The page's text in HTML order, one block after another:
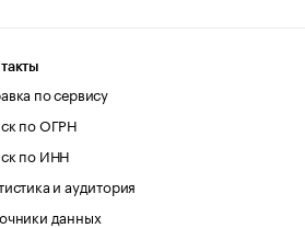
по сервису
по ОГРН
по ИНН
и аудитория
данных